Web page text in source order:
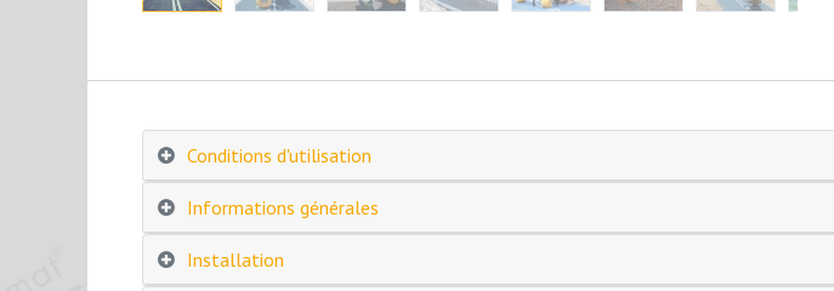
Conditions d'utilisation
Informations générales
Installation